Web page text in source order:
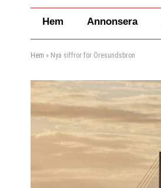
Hem Annonsera
Hem » Nya siffror för Öresundsbron